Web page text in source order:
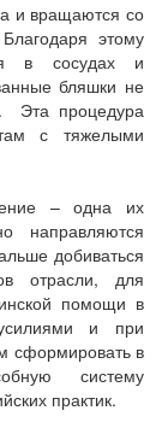
и вращаются со
этому
в сосудах и
бляшки не
Эта процедура
с тяжелыми
– одна их
направляются
добиваться
отрасли, для
помощи в
и при
сформировать в
систему
практик.